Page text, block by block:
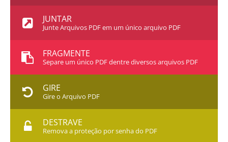
JUNTAR
Junte Arquivos PDF em um único arquivo PDF
FRAGMENTE
Separe um único PDF dentre diversos arquivos PDF
GIRE
Gire o Arquivo PDF
DESTRAVE
Remova a proteção por senha do PDF